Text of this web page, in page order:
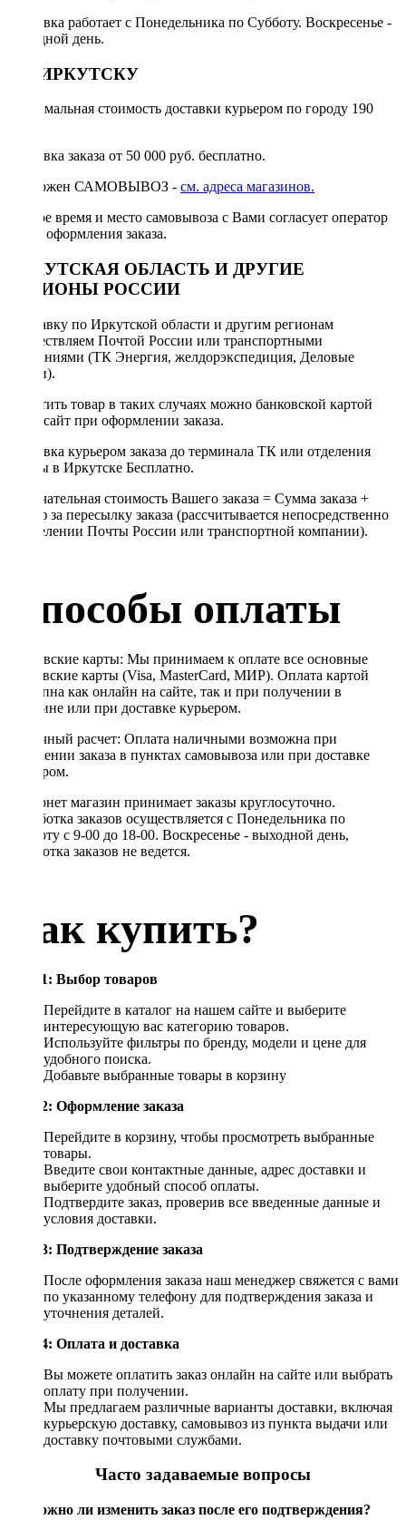
Доставка работает с Понедельника по Субботу. Воскресенье -
выходной день.
ПО ИРКУТСКУ
Минимальная стоимость доставки курьером по городу 190
Доставка заказа от 50 000 руб. бесплатно.
Возможен САМОВЫВОЗ - см. адреса магазинов.
Точное время и место самовывоза с Вами согласует оператор
после оформления заказа.
ИРКУТСКАЯ ОБЛАСТЬ И ДРУГИЕ
РЕГИОНЫ РОССИИ
Отправку по Иркутской области и другим регионам
осуществляем Почтой России или транспортными
компаниями (ТК Энергия, желдорэкспедиция, Деловые
линии).
Оплатить товар в таких случаях можно банковской картой
через сайт при оформлении заказа.
Доставка курьером заказа до терминала ТК или отделения
Почты в Иркутске Бесплатно.
Окончательная стоимость Вашего заказа = Сумма заказа +
Тариф за пересылку заказа (рассчитывается непосредственно
в отделении Почты России или транспортной компании).
Способы оплаты
Банковские карты: Мы принимаем к оплате все основные
банковские карты (Visa, MasterCard, МИР). Оплата картой
доступна как онлайн на сайте, так и при получении в
магазине или при доставке курьером.
Наличный расчет: Оплата наличными возможна при
получении заказа в пунктах самовывоза или при доставке
курьером.
Интернет магазин принимает заказы круглосуточно.
Обработка заказов осуществляется с Понедельника по
Субботу с 9-00 до 18-00. Воскресенье - выходной день,
обработка заказов не ведется.
Как купить?
Шаг 1: Выбор товаров
Перейдите в каталог на нашем сайте и выберите
интересующую вас категорию товаров.
Используйте фильтры по бренду, модели и цене для
удобного поиска.
Добавьте выбранные товары в корзину
Шаг 2: Оформление заказа
Перейдите в корзину, чтобы просмотреть выбранные
товары.
Введите свои контактные данные, адрес доставки и
выберите удобный способ оплаты.
Подтвердите заказ, проверив все введенные данные и
условия доставки.
Шаг 3: Подтверждение заказа
После оформления заказа наш менеджер свяжется с вами
по указанному телефону для подтверждения заказа и
уточнения деталей.
Шаг 4: Оплата и доставка
Вы можете оплатить заказ онлайн на сайте или выбрать
оплату при получении.
Мы предлагаем различные варианты доставки, включая
курьерскую доставку, самовывоз из пункта выдачи или
доставку почтовыми службами.
Часто задаваемые вопросы
Возможно ли изменить заказ после его подтверждения?